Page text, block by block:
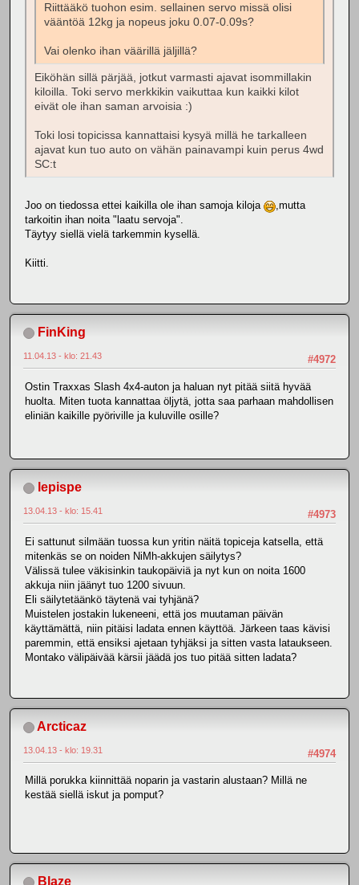
Riittääkö tuohon esim. sellainen servo missä olisi
vääntöä 12kg ja nopeus joku 0.07-0.09s?
Vai olenko ihan väärillä jäljillä?
Eiköhän sillä pärjää, jotkut varmasti ajavat isommillakin
kiloilla. Toki servo merkkikin vaikuttaa kun kaikki kilot
eivät ole ihan saman arvoisia :)
Toki losi topicissa kannattaisi kysyä millä he tarkalleen
ajavat kun tuo auto on vähän painavampi kuin perus 4wd
SC:t
Joo on tiedossa ettei kaikilla ole ihan samoja kiloja
,mutta
tarkoitin ihan noita "laatu servoja".
Täytyy siellä vielä tarkemmin kysellä.
Kiitti.
FinKing
#4972
11.04.13 - klo: 21.43
Ostin Traxxas Slash 4x4-auton ja haluan nyt pitää siitä hyvää
huolta. Miten tuota kannattaa öljytä, jotta saa parhaan mahdollisen
eliniän kaikille pyöriville ja kuluville osille?
lepispe
#4973
13.04.13 - klo: 15.41
Ei sattunut silmään tuossa kun yritin näitä topiceja katsella, että
mitenkäs se on noiden NiMh-akkujen säilytys?
Välissä tulee väkisinkin taukopäiviä ja nyt kun on noita 1600
akkuja niin jäänyt tuo 1200 sivuun.
Eli säilytetäänkö täytenä vai tyhjänä?
Muistelen jostakin lukeneeni, että jos muutaman päivän
käyttämättä, niin pitäisi ladata ennen käyttöä. Järkeen taas kävisi
paremmin, että ensiksi ajetaan tyhjäksi ja sitten vasta lataukseen.
Montako välipäivää kärsii jäädä jos tuo pitää sitten ladata?
Arcticaz
#4974
13.04.13 - klo: 19.31
Millä porukka kiinnittää noparin ja vastarin alustaan? Millä ne
kestää siellä iskut ja pomput?
Blaze